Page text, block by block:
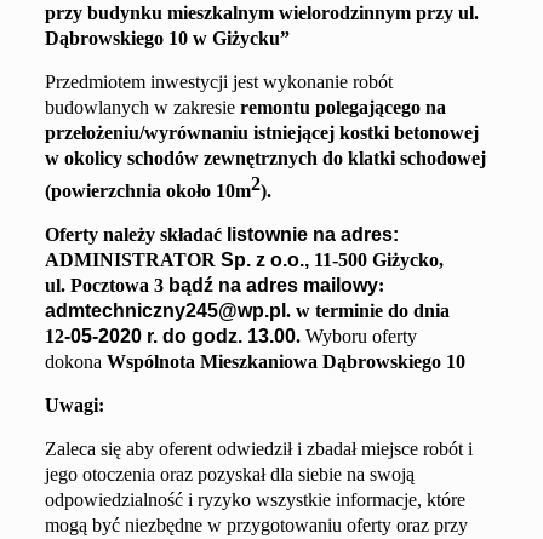
przybudynkumieszkalnym wielorodzinnym przy ul.
Dąbrowskiego 10 w Giżycku”
Przedmiotem inwestycji jest wykonanie robót
budowlanych w zakresieremontupolegającego na
przełożeniu/wyrównaniu istniejącej kostki betonowej
w okolicy schodów zewnętrznych do klatki schodowej
(powierzchnia około 10m2).
Oferty należy składać listownie na adres:
ADMINISTRATORSp. z o.o., 11-500 Giżycko,
ul. Pocztowa 3 bądź na adres mailowy:
admtechniczny245@wp.pl.w terminie do dnia
12-05-2020 r. do godz. 13.00.Wyboru oferty
dokonaWspólnota MieszkaniowaDąbrowskiego 10
Uwagi:
Zaleca się aby oferent odwiedził i zbadał miejsce robót i
jego otoczenia oraz pozyskał dla siebie na swoją
odpowiedzialność i ryzyko wszystkie informacje, które
mogą być niezbędne w przygotowaniu oferty oraz przy